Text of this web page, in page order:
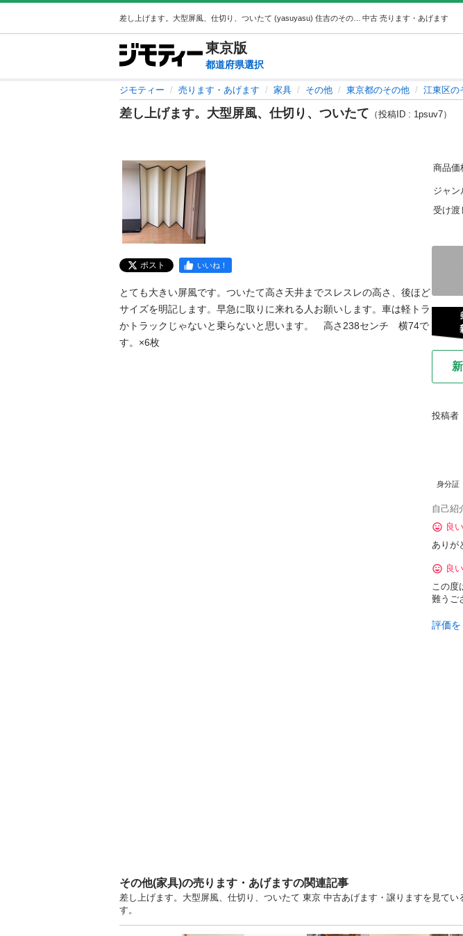
中古 売ります・あげます
東京版
都道府県選択
ジモティー 売ります・あげます 家具 その他 東京都のその他 江東区の
差し上げます。大型屏風、仕切り、ついたて （投稿ID : 1psuv7）
ポスト いいね！
とても大きい屏風です。ついたて高さ天井までスレスレの高さ、後ほど
サイズを明記します。早急に取りに来れる人お願いします。車は軽トラ
かトラックじゃないと乗らないと思います。　高さ238センチ　横74で
す。×6枚
商品価
ジャン
受け渡
投稿者
身分証
自己紹
良い
ありが
良い
この度
難うご
評価を
その他(家具)の売ります・あげますの関連記事
差し上げます。大型屏風、仕切り、ついたて 東京 中古あげます・譲りますを見てい
す。